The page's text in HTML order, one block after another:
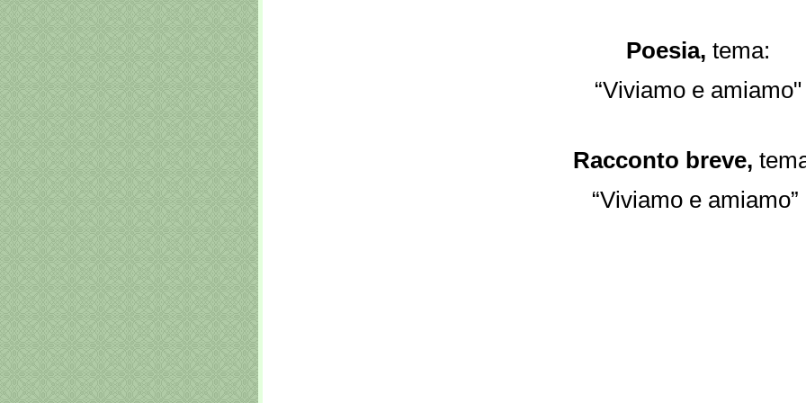
Poesia,tema:
“Viviamo e amiamo"
Racconto breve,
“Viviamo e amiamo”